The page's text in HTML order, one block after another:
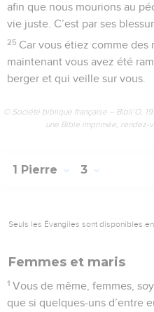
afin que nous mourions au
vie juste. C’est par ses
25 Car vous étiez comme des
maintenant vous avez été
berger et qui veille sur vous.
© Société biblique française – Bibli’O,
une Bible imprimée,
1 Pierre 3
Seuls les Évangiles sont disponibles
Femmes et maris
1 Vous de même, femmes,
que si quelques-uns d’entre